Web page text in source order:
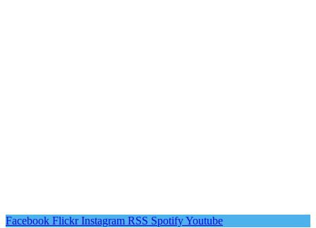
Facebook Flickr Instagram RSS SpotifyYoutube